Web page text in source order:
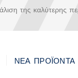
της καλύτερης
ΝΕΑ ΠΡΟΪΟΝΤΑ